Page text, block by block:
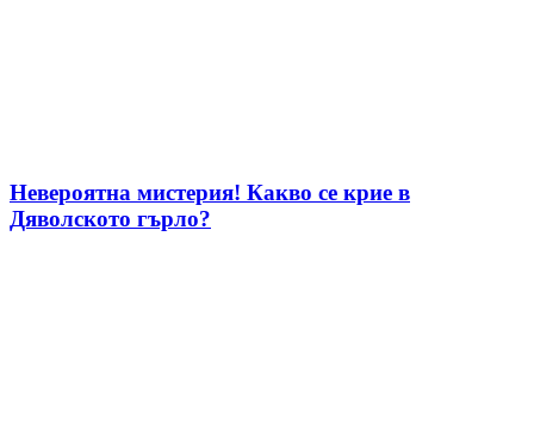
Невероятна мистерия! Какво се крие в
Дяволското гърло?